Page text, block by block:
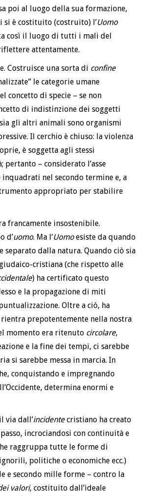
poi al luogo della sua formazione,
si è costituito (costruito) l’Uomo
così il luogo di tutti i mali del
attentamente.
Costruisce una sorta di confine
le categorie umane
concetto di specie – se non
di indistinzione dei soggetti
gli altri animali sono organismi
Il cerchio è chiuso: la violenza
è soggetta agli stessi
– considerato l’asse
nel secondo termine e, a
appropriato per stabilire
francamente insostenibile.
d’uomo. Ma l’Uomoesiste da quando
separato dalla natura. Quando ciò sia
cristiana (che rispetto alle
) ha certificato questo
e la propagazione di miti
Oltre a ciò, ha
prepotentemente nella nostra
momento era ritenuto circolare,
e la fine dei tempi, ci sarebbe
si sarebbe messa in marcia. In
conquistando e impregnando
determina enormi e
via dall’incidentecristiano ha creato
incrociandosi con continuità e
raggruppa tutte le forme di
politiche o economiche ecc.)
e secondo mille forme – contro la
valori, costituito dall’ideale